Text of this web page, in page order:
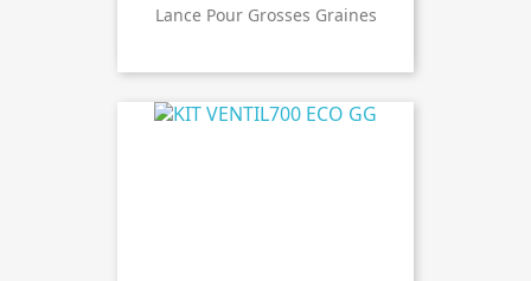
Lance Pour Grosses Graines